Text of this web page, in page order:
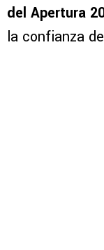
del Apertura
la confianza